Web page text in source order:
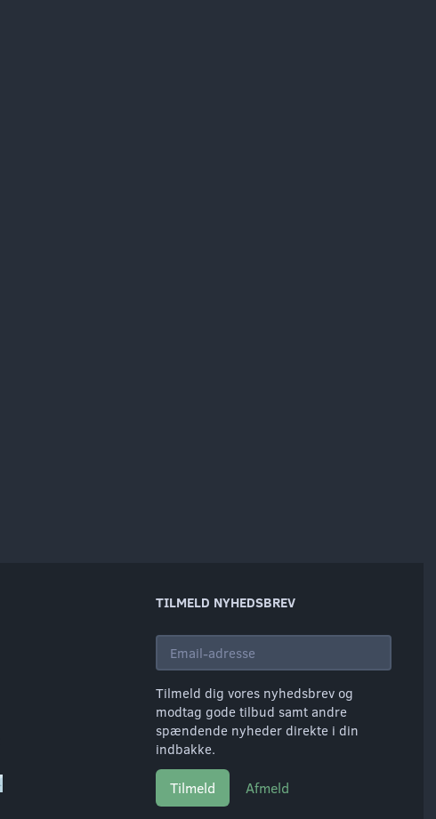
TILMELD NYHEDSBREV
adresse
Tilmeld dig vores nyhedsbrev og
modtag gode tilbud samt andre
spændende nyheder direkte i din
indbakke.
Tilmeld Afmeld